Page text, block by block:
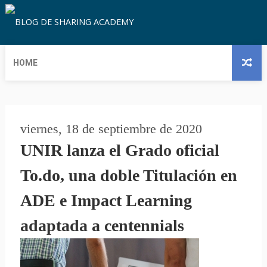
HOME
viernes, 18 de septiembre de 2020
UNIR lanza el Grado oficial
To.do, una doble Titulación en
ADE e Impact Learning
adaptada a centennials